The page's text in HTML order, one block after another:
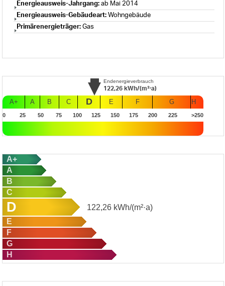
Energieausweis-Jahrgang: ab Mai 2014
Energieausweis-Gebäudeart: Wohngebäude
Primärenergieträger: Gas
Endenergieverbrauch
122,26 kWh/(m²·a)
A+ A B C D E F G H
0 25 50 75 100 125 150 175 200 225 >250
A+
A
B
C
D 122,26 kWh/(m²·a)
E
F
G
H